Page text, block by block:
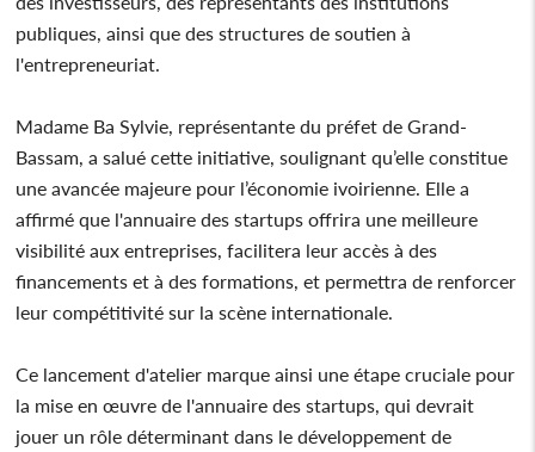
publiques, ainsi que des structures de soutien à
l'entrepreneuriat.
Madame Ba Sylvie, représentante du préfet de Grand-
Bassam, a salué cette initiative, soulignant qu’elle constitue
une avancée majeure pour l’économie ivoirienne. Elle a
affirmé que l'annuaire des startups offrira une meilleure
visibilité aux entreprises, facilitera leur accès à des
financements et à des formations, et permettra de renforcer
leur compétitivité sur la scène internationale.
Ce lancement d'atelier marque ainsi une étape cruciale pour
la mise en œuvre de l'annuaire des startups, qui devrait
jouer un rôle déterminant dans le développement de